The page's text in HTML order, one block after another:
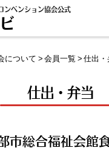
ンベンション協会公式
について 会員一覧 仕出・
仕出・弁当
市総合福祉会館